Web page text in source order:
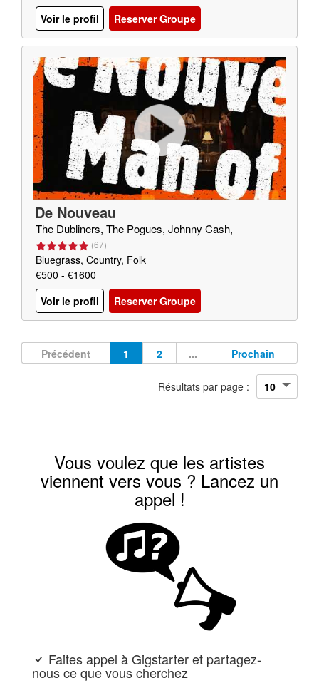
Voir le profil
Reserver Groupe
De Nouveau
The Dubliners, The Pogues, Johnny Cash,
(67)
Bluegrass, Country, Folk
€500 - €1600
Voir le profil
Reserver Groupe
Précédent 1 2 ... Prochain
Résultats par page :
Vous voulez que les artistes
viennent vers vous ? Lancez un
appel !
Faites appel à Gigstarter et partagez-
nous ce que vous cherchez